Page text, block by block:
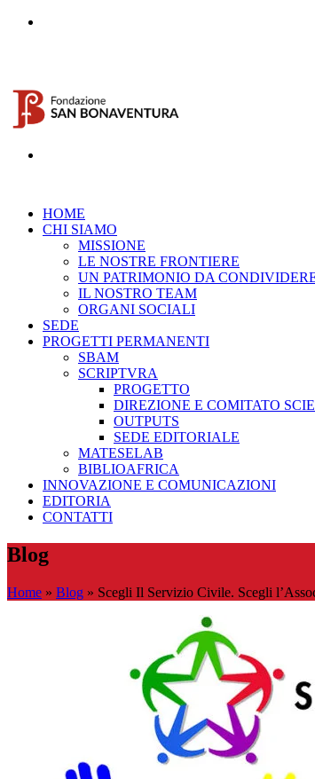
HOME
CHI SIAMO
MISSIONE
LE NOSTRE FRONTIERE
UN PATRIMONIO DA
IL NOSTRO TEAM
ORGANI SOCIALI
SEDE
PROGETTI PERMANENTI
SBAM
SCRIPTVRA
PROGETTO
DIREZIONE E COMITATO
OUTPUTS
SEDE EDITORIALE
MATESELAB
BIBLIOAFRICA
INNOVAZIONE E COMUNICAZIONI
EDITORIA
CONTATTI
Blog
Home » Blog » Scegli Il Servizio Civile. Scegli